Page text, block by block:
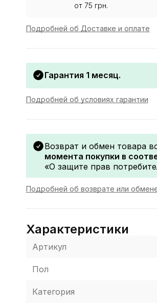
от 75 грн.
Подробней об Доставке и оплате
Гарантия 1 месяц.
Подробней об условиях гарантии
Возврат и обмен товара
момента покупки в
«О защите прав
Подробней об возврате или
Характеристики
Артикул
Пол
Категория